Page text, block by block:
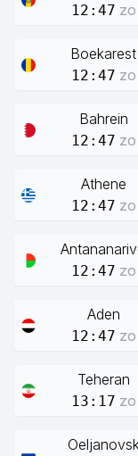
12:47 zo
Boekarest
12:47 zo
Bahrein
12:47 zo
Athene
12:47 zo
12:47 zo
Aden
12:47 zo
Teheran
13:17 zo